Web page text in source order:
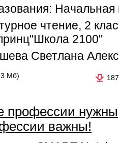
Начальная
чтение, 2
2100"
Светлана
Мб) 187
профессии
важны!